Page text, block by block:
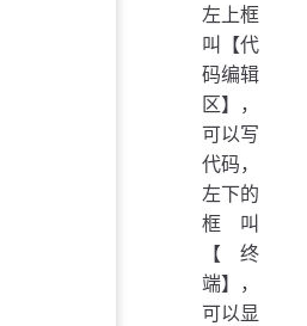
左上框
叫【代
码编辑
区】，
可以写
代码，
左下的
框叫
【终
端】，
可以显